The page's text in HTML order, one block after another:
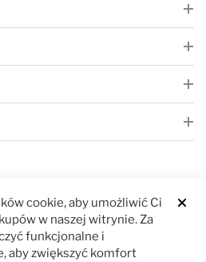
cookie, aby umożliwić Ci
w naszej witrynie. Za
funkcjonalne i
aby zwiększyć komfort